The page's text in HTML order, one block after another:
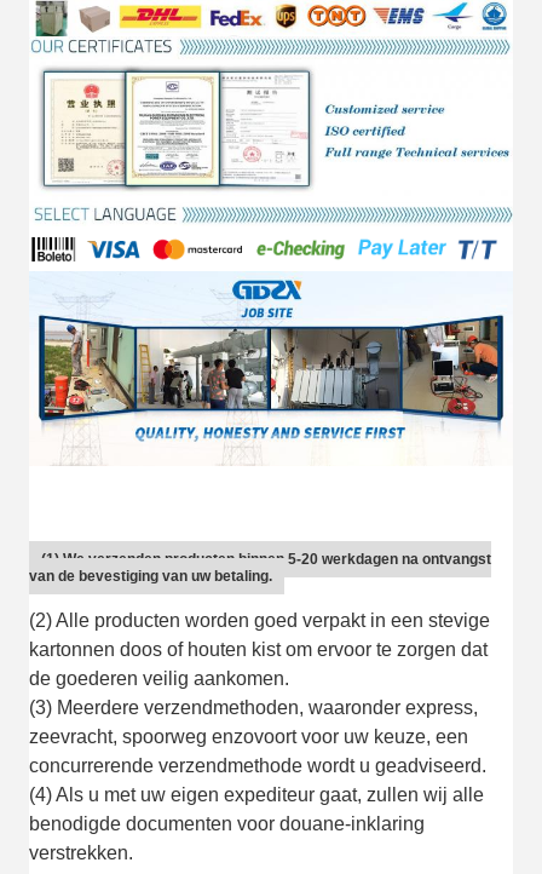
(1) We verzenden producten binnen 5-20 werkdagen na ontvangst
van de bevestiging van uw betaling.
(2) Alle producten worden goed verpakt in een stevige
kartonnen doos of houten kist om ervoor te zorgen dat
de goederen veilig aankomen.
(3) Meerdere verzendmethoden, waaronder express,
zeevracht, spoorweg enzovoort voor uw keuze, een
concurrerende verzendmethode wordt u geadviseerd.
(4) Als u met uw eigen expediteur gaat, zullen wij alle
benodigde documenten voor douane-inklaring
verstrekken.